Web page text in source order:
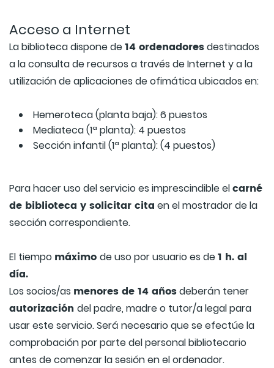
Acceso a Internet
La biblioteca dispone de14 ordenadoresdestinados
a la consulta de recursos a través de Internet y a la
utilización de aplicaciones de ofimática ubicados en:
Hemeroteca (planta baja): 6 puestos
Mediateca (1ª planta): 4 puestos
Sección infantil (1ª planta): (4 puestos)
Para hacer uso del servicio es imprescindible elcarné
de biblioteca y solicitar cita en el mostrador de la
sección correspondiente.
El tiempo máximo de uso por usuario es de1 h. al
día.
Los socios/as menores de 14 añosdeberán tener
autorización del padre, madre o tutor/a legal para
usar este servicio. Será necesario que se efectúe la
comprobación por parte del personal bibliotecario
antes de comenzar la sesión en el ordenador.